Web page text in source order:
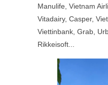
Manulife, Vietnam
Vitadairy, Casper,
Viettinbank, Grab,
Rikkeisoft